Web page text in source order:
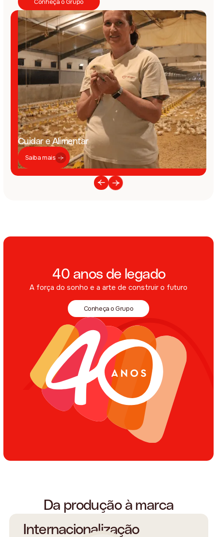
Conheça o Grupo
Cuidar e Alimentar
Saiba mais
40 anos de legado
A força do sonho e a arte de construir o futuro
Conheça o Grupo
Da produção à marca
Internacionalização